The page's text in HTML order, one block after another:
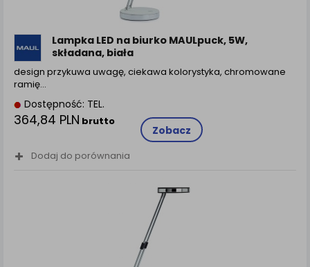
Lampka LED na biurko MAULpuck, 5W,
składana, biała
design przykuwa uwagę, ciekawa kolorystyka, chromowane
ramię…
Dostępność: TEL.
364,84 PLN brutto
Zobacz
Dodaj do porównania